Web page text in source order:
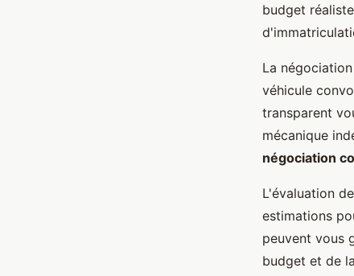
budget
La
véhicule
transparent
mécanique
négociation
L'évaluation
estimations
peuvent vous
budget et de